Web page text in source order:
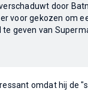
door
voor gekozen om
geven van
omdat hij de